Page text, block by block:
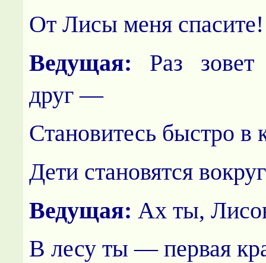
От Лисы меня спасите!
Ведущая: Раз
друг —
Становитесь быстро в
Дети становятся
Ведущая: Ах ты,
В лесу ты — первая